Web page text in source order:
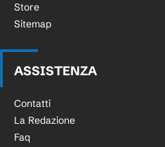
Store
Sitemap
ASSISTENZA
Contatti
La Redazione
Faq